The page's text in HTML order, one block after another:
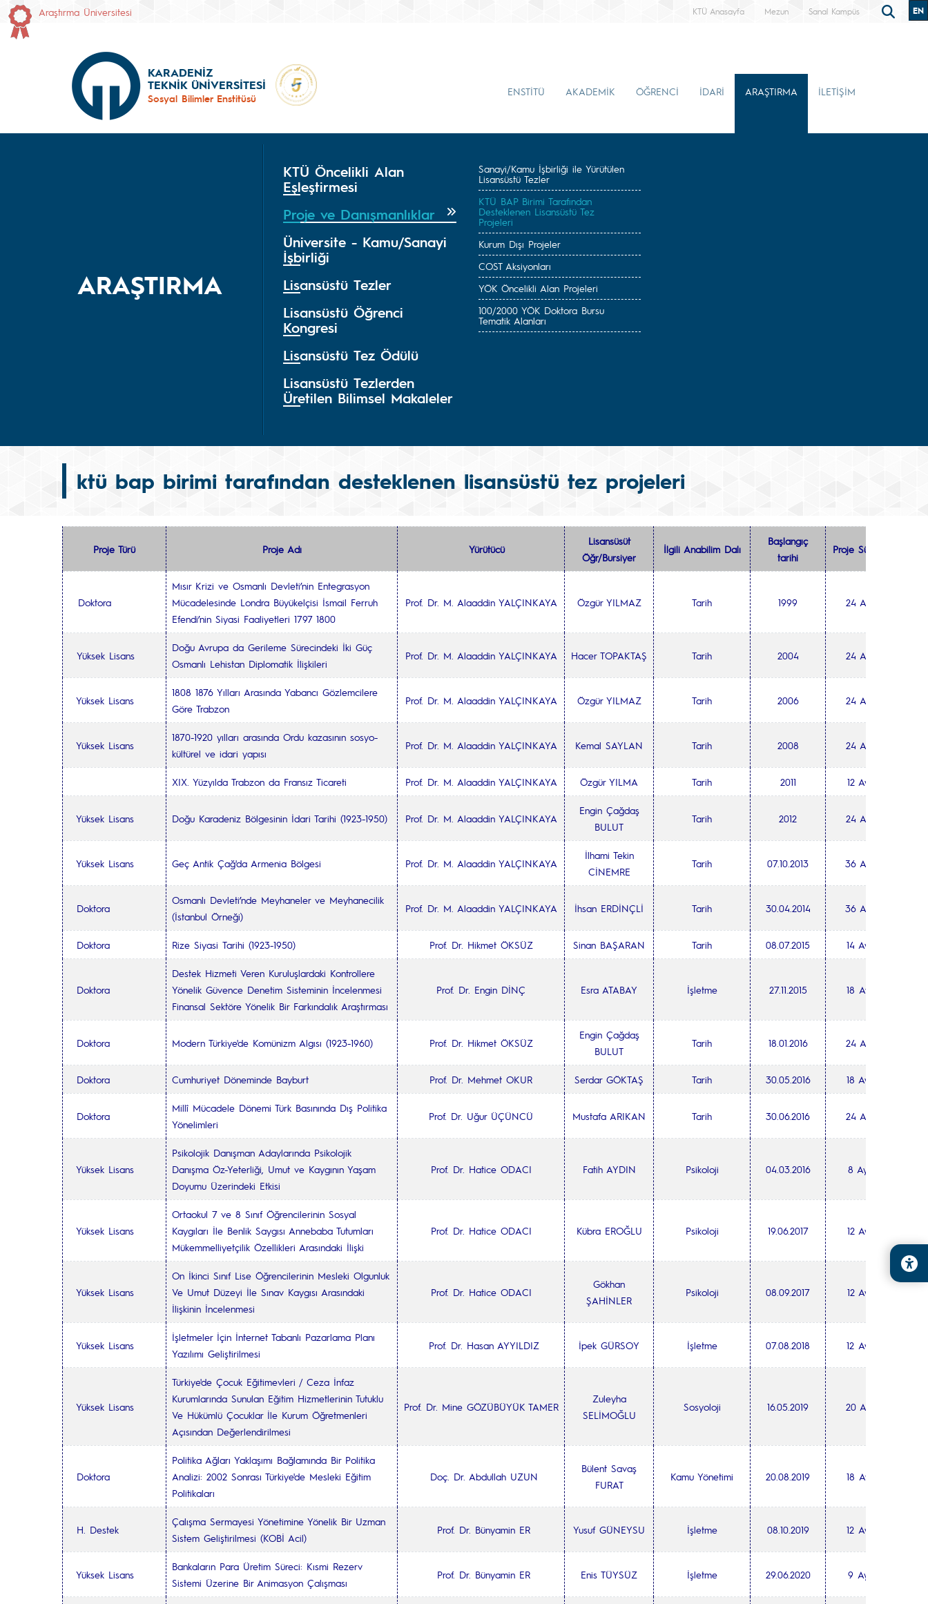
Araştırma Üniversitesi KTÜ Anasayfa Mezun Sanal Kampüs EN
KARADENİZ
TEKNİK ÜNİVERSİTESİ
Sosyal Bilimler Enstitüsü
ENSTİTÜ AKADEMİK ÖĞRENCİ İDARİ ARAŞTIRMA İLETİŞİM
ARAŞTIRMA
KTÜ Öncelikli Alan
Eşleştirmesi
Proje ve Danışmanlıklar
Üniversite - Kamu/Sanayi
İşbirliği
Lisansüstü Tezler
Lisansüstü Öğrenci
Kongresi
Lisansüstü Tez Ödülü
Lisansüstü Tezlerden
Üretilen Bilimsel Makaleler
Sanayi/Kamu İşbirliği ile Yürütülen
Lisansüstü Tezler
KTÜ BAP Birimi Tarafından
Desteklenen Lisansüstü Tez
Projeleri
Kurum Dışı Projeler
COST Aksiyonları
YÖK Öncelikli Alan Projeleri
100/2000 YÖK Doktora Bursu
Tematik Alanları
ktü bap birimi tarafından desteklenen lisansüstü tez projeleri
Proje Türü Proje Adı Yürütücü
Lisansüsüt
Öğr/Bursiyer
İlgili Anabilim Dalı
Başlangıç
tarihi
Proje Süresi
Doktora
Mısır Krizi ve Osmanlı Devleti’nin Entegrasyon
Mücadelesinde Londra Büyükelçisi İsmail Ferruh
Efendi’nin Siyasi Faaliyetleri 1797 1800
Prof. Dr. M. Alaaddin YALÇINKAYA Özgür YILMAZ Tarih 1999 24 Ay
Yüksek Lisans
Doğu Avrupa da Gerileme Sürecindeki İki Güç
Osmanlı Lehistan Diplomatik İlişkileri
Prof. Dr. M. Alaaddin YALÇINKAYA Hacer TOPAKTAŞ Tarih 2004 24 Ay
Yüksek Lisans
1808 1876 Yılları Arasında Yabancı Gözlemcilere
Göre Trabzon
Prof. Dr. M. Alaaddin YALÇINKAYA Özgür YILMAZ Tarih 2006 24 Ay
Yüksek Lisans
1870-1920 yılları arasında Ordu kazasının sosyo-
kültürel ve idari yapısı
Prof. Dr. M. Alaaddin YALÇINKAYA Kemal SAYLAN Tarih 2008 24 Ay
XIX. Yüzyılda Trabzon da Fransız Ticareti Prof. Dr. M. Alaaddin YALÇINKAYA Özgür YILMA Tarih 2011 12 Ay
Yüksek Lisans Doğu Karadeniz Bölgesinin İdari Tarihi (1923-1950) Prof. Dr. M. Alaaddin YALÇINKAYA
Engin Çağdaş
BULUT
Tarih 2012 24 Ay
Yüksek Lisans Geç Antik Çağ'da Armenia Bölgesi Prof. Dr. M. Alaaddin YALÇINKAYA
İlhami Tekin
CİNEMRE
Tarih 07.10.2013 36 Ay
Doktora
Osmanlı Devleti’nde Meyhaneler ve Meyhanecilik
(İstanbul Örneği)
Prof. Dr. M. Alaaddin YALÇINKAYA İhsan ERDİNÇLİ Tarih 30.04.2014 36 Ay
Doktora Rize Siyasi Tarihi (1923-1950) Prof. Dr. Hikmet ÖKSÜZ Sinan BAŞARAN Tarih 08.07.2015 14 Ay
Doktora
Destek Hizmeti Veren Kuruluşlardaki Kontrollere
Yönelik Güvence Denetim Sisteminin İncelenmesi
Finansal Sektöre Yönelik Bir Farkındalık Araştırması
Prof. Dr. Engin DİNÇ Esra ATABAY İşletme 27.11.2015 18 Ay
Doktora Modern Türkiye'de Komünizm Algısı (1923-1960) Prof. Dr. Hikmet ÖKSÜZ
Engin Çağdaş
BULUT
Tarih 18.01.2016 24 Ay
Doktora Cumhuriyet Döneminde Bayburt Prof. Dr. Mehmet OKUR Serdar GÖKTAŞ Tarih 30.05.2016 18 Ay
Doktora
Millî Mücadele Dönemi Türk Basınında Dış Politika
Yönelimleri
Prof. Dr. Uğur ÜÇÜNCÜ Mustafa ARIKAN Tarih 30.06.2016 24 Ay
Yüksek Lisans
Psikolojik Danışman Adaylarında Psikolojik
Danışma Öz-Yeterliği, Umut ve Kaygının Yaşam
Doyumu Üzerindeki Etkisi
Prof. Dr. Hatice ODACI Fatih AYDIN Psikoloji 04.03.2016 8 Ay
Yüksek Lisans
Ortaokul 7 ve 8 Sınıf Öğrencilerinin Sosyal
Kaygıları İle Benlik Saygısı Annebaba Tutumları
Mükemmelliyetçilik Özellikleri Arasındaki İlişki
Prof. Dr. Hatice ODACI Kübra EROĞLU Psikoloji 19.06.2017 12 Ay
Yüksek Lisans
On İkinci Sınıf Lise Öğrencilerinin Mesleki Olgunluk
Ve Umut Düzeyi İle Sınav Kaygısı Arasındaki
İlişkinin İncelenmesi
Prof. Dr. Hatice ODACI
Gökhan
ŞAHİNLER
Psikoloji 08.09.2017 12 Ay
Yüksek Lisans
İşletmeler İçin İnternet Tabanlı Pazarlama Planı
Yazılımı Geliştirilmesi
Prof. Dr. Hasan AYYILDIZ İpek GÜRSOY İşletme 07.08.2018 12 Ay
Yüksek Lisans
Türkiye'de Çocuk Eğitimevleri / Ceza İnfaz
Kurumlarında Sunulan Eğitim Hizmetlerinin Tutuklu
Ve Hükümlü Çocuklar İle Kurum Öğretmenleri
Açısından Değerlendirilmesi
Prof. Dr. Mine GÖZÜBÜYÜK TAMER
Zuleyha
SELİMOĞLU
Sosyoloji 16.05.2019 20 Ay
Doktora
Politika Ağları Yaklaşımı Bağlamında Bir Politika
Analizi: 2002 Sonrası Türkiye'de Mesleki Eğitim
Politikaları
Doç. Dr. Abdullah UZUN
Bülent Savaş
FURAT
Kamu Yönetimi 20.08.2019 18 Ay
H. Destek
Çalışma Sermayesi Yönetimine Yönelik Bir Uzman
Sistem Geliştirilmesi (KOBİ Acil)
Prof. Dr. Bünyamin ER Yusuf GÜNEYSU İşletme 08.10.2019 12 Ay
Yüksek Lisans
Bankaların Para Üretim Süreci: Kısmi Rezerv
Sistemi Üzerine Bir Animasyon Çalışması
Prof. Dr. Bünyamin ER Enis TÜYSÜZ İşletme 29.06.2020 9 Ay